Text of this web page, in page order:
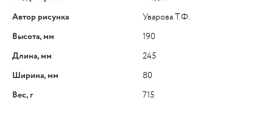
Автор рисунка
Уварова Т.Ф.
Высота, мм
190
Длина, мм
245
Ширина, мм
80
Вес, г
715